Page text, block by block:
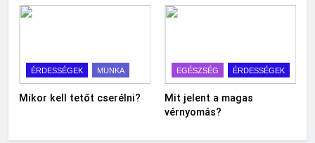
ÉRDESSÉGEK MUNKA
Mikor kell tetőt cserélni?
EGÉSZSÉG ÉRDESSÉGEK
Mit jelent a magas
vérnyomás?